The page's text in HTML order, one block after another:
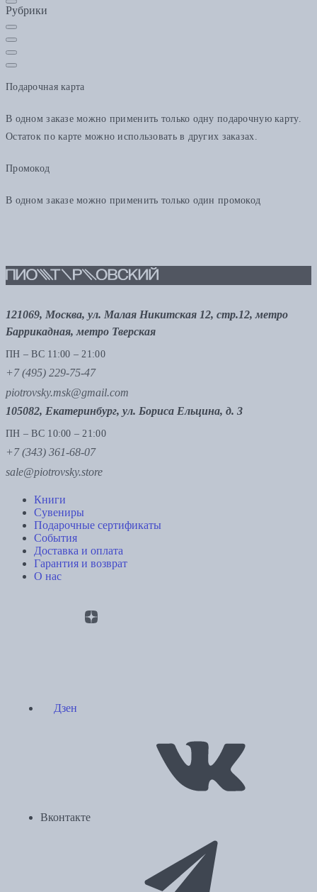
Рубрики
Подарочная карта
В одном заказе можно применить только одну подарочную карту.
Остаток по карте можно использовать в других заказах.
Промокод
В одном заказе можно применить только один промокод
121069, Москва, ул. Малая Никитская 12, стр.12, метро
Баррикадная, метро Тверская
ПН – ВС 11:00 – 21:00
+7 (495) 229-75-47
piotrovsky.msk@gmail.com
105082, Екатеринбург, ул. Бориса Ельцина, д. 3
ПН – ВС 10:00 – 21:00
+7 (343) 361-68-07
sale@piotrovsky.store
Книги
Сувениры
Подарочные сертификаты
События
Доставка и оплата
Гарантия и возврат
О нас
Дзен
Вконтакте